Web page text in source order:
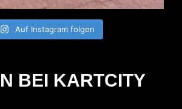
Auf Instagram folgen
BEI KARTCITY